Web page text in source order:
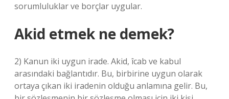
sorumluluklar ve borçlar uygular.
Akid etmek ne demek?
2) Kanun iki uygun irade. Akid, îcab ve kabul
arasındaki bağlantıdır. Bu, birbirine uygun olarak
ortaya çıkan iki iradenin olduğu anlamına gelir. Bu,